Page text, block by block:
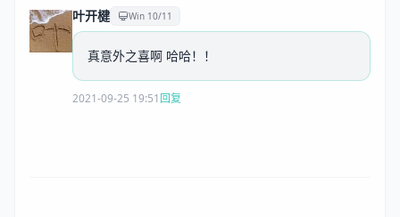
叶开楗 Win 10/11
真意外之喜啊 哈哈！！
2021-09-25 19:51回复